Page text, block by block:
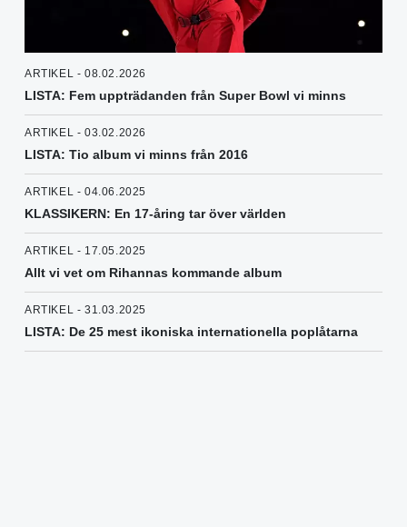
ARTIKEL - 08.02.2026
LISTA: Fem uppträdanden från Super Bowl vi minns
ARTIKEL - 03.02.2026
LISTA: Tio album vi minns från 2016
ARTIKEL - 04.06.2025
KLASSIKERN: En 17-åring tar över världen
ARTIKEL - 17.05.2025
Allt vi vet om Rihannas kommande album
ARTIKEL - 31.03.2025
LISTA: De 25 mest ikoniska internationella poplåtarna